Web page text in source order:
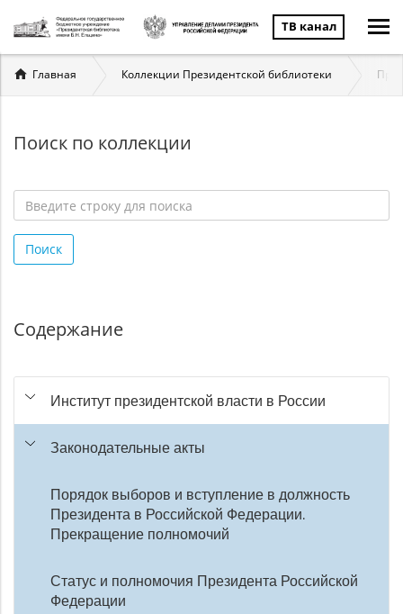
ТВ канал
Вы
здесь
Главная Коллекции Президентской библиотеки
Поиск по коллекции
строку
для
Поиск
Содержание
Институт президентской власти в России
Законодательные акты
Порядок выборов и вступление в должность
Президента в Российской Федерации.
Прекращение полномочий
Статус и полномочия Президента Российской
Федерации